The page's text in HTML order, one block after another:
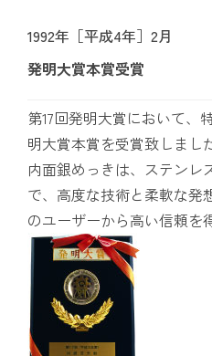
1992年［平成4年］2月
発明大賞本賞受賞
第17回発明大賞において、
明大賞本賞を受賞致しまし
内面銀めっきは、ステンレ
で、高度な技術と柔軟な発
のユーザーから高い信頼を